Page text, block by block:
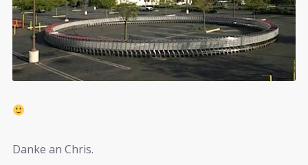
Danke an Chris.